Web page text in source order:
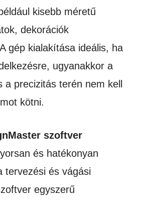
kisebb méretű
dekorációk
gép kialakítása ideális, ha
ugyanakkor a
a precizitás terén nem kell
kötni.
szoftver
és hatékonyan
tervezési és vágási
egyszerű